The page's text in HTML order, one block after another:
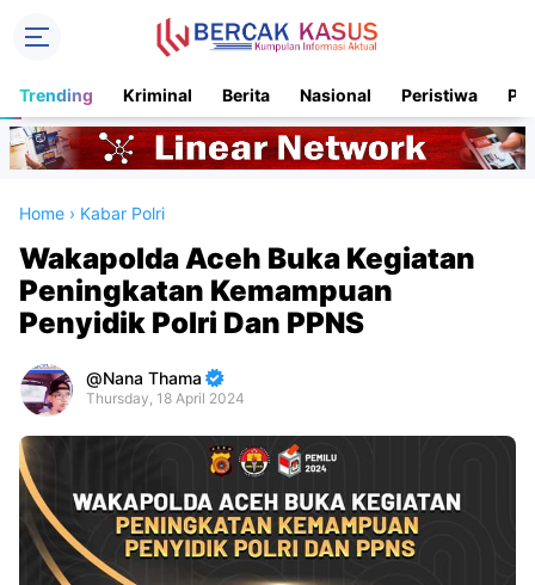
Trending Kriminal Berita Nasional Peristiwa
Home › Kabar Polri
Wakapolda Aceh Buka Kegiatan
Peningkatan Kemampuan
Penyidik Polri Dan PPNS
Nana Thama
Thursday, 18 April 2024